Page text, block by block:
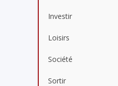
Investir
Loisirs
Société
Sortir